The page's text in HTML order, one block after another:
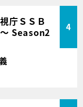
庁ＳＳＢ
Season2
4